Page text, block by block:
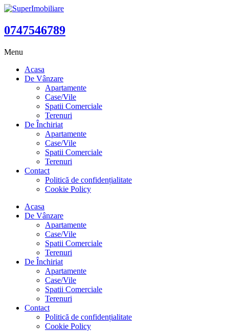
0747546789
Menu
Acasa
De Vânzare
Apartamente
Case/Vile
Spatii Comerciale
Terenuri
De Închiriat
Apartamente
Case/Vile
Spatii Comerciale
Terenuri
Contact
Politică de confidențialitate
Cookie Policy
Acasa
De Vânzare
Apartamente
Case/Vile
Spatii Comerciale
Terenuri
De Închiriat
Apartamente
Case/Vile
Spatii Comerciale
Terenuri
Contact
Politică de confidențialitate
Cookie Policy